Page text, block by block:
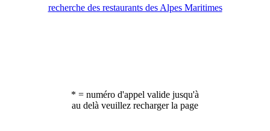
recherche des restaurants des Alpes Maritimes
* = numéro d'appel valide jusqu'à
au delà veuillez recharger la page